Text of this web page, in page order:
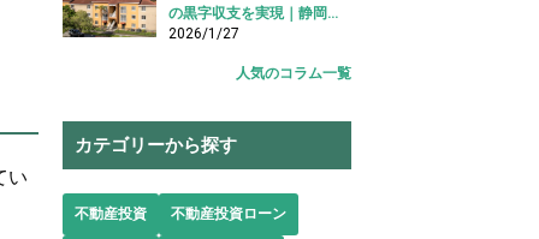
い
の黒字収支を実現｜静岡県
【アパートローン 借り入れ
2026/1/27
人気のコラム一覧
カテゴリーから探す
不動産投資 不動産投資ローン